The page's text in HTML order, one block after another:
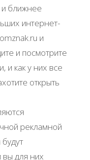
ближнее
интернет-
и
и посмотрите
и как у них все
открыть
рекламной
вы для них